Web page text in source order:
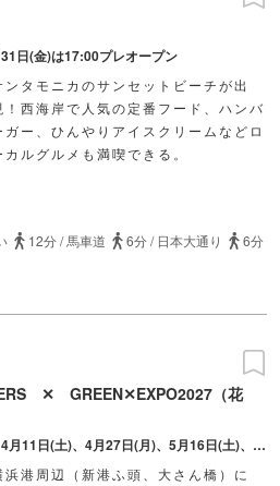
日(金)は17:00プレオープン
ンタモニカのサンセットビーチが出
！西海岸で人気の定番フード、ハンバ
ガー、ひんやりアイスクリームなどロ
カルグルメも満喫できる。
12分/馬車道 6分/ 日本大通り
6分
✕ GREEN✕EXPO2027（花
2026年4月4日(土)、4月5日(日)、4月11日(土)、4月27日(月)、5月16日(土)、5月30日(土)、6月13日(土)、7月4日(土)、7月18日(土)、8月9日(日)、9月5日(土)、9月20日(日) ※2026年10月以降の日程は8月をめどに公式サイトからお知らせがあります。
浜港周辺（新港ふ頭、大さん橋）に